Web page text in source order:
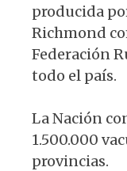
producida
Richmond
Federación
todo el país.
La Nación
1.500.000
provincias.